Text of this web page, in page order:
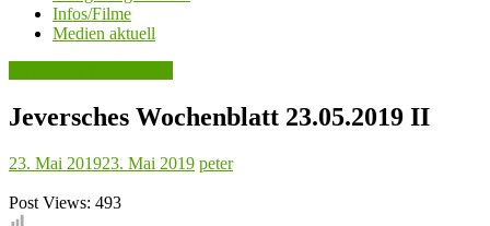
Infos/Filme
Medien aktuell
Jeversches Wochenblatt 23.05.2019 II
23. Mai 201923. Mai 2019 peter
Post Views: 493